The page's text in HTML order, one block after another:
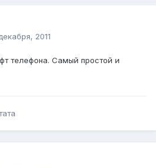
2011
телефона. Самый простой и